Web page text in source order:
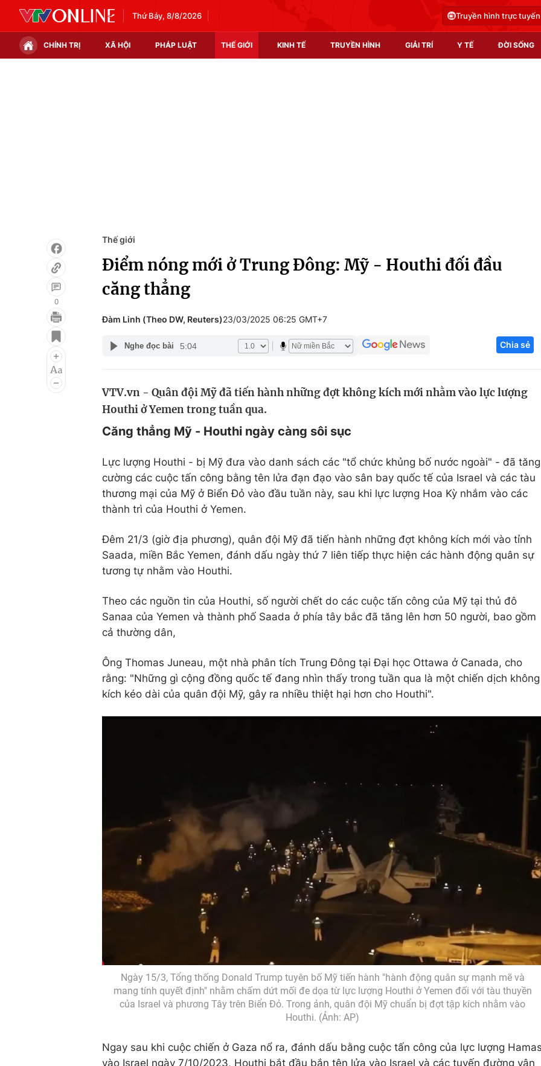
Thứ Bảy, 8/8/2026 Truyền hình trực tuyến
CHÍNH TRỊ XÃ HỘI PHÁP LUẬT THẾ GIỚI KINH TẾ TRUYỀN HÌNH GIẢI TRÍ Y TẾ ĐỜI SỐNG
Infographic
Điện ảnh
Âm nhạc
Du lịch
Chất lượng cuộc sống
Tuyển sinh
Hitech Công
Thị trường
0
Thế giới
Điểm nóng mới ở Trung Đông: Mỹ - Houthi đối đầu
căng thẳng
Đàm Linh (Theo DW, Reuters)23/03/2025 06:25 GMT+7
Nghe đọc bài 5:04 Chia sẻ
VTV.vn - Quân đội Mỹ đã tiến hành những đợt không kích mới nhằm vào lực lượng
Houthi ở Yemen trong tuần qua.
Căng thẳng Mỹ - Houthi ngày càng sôi sục
Lực lượng Houthi - bị Mỹ đưa vào danh sách các "tổ chức khủng bố nước ngoài" - đã tăng
cường các cuộc tấn công bằng tên lửa đạn đạo vào sân bay quốc tế của Israel và các tàu
thương mại của Mỹ ở Biển Đỏ vào đầu tuần này, sau khi lực lượng Hoa Kỳ nhắm vào các
thành trì của Houthi ở Yemen.
Đêm 21/3 (giờ địa phương), quân đội Mỹ đã tiến hành những đợt không kích mới vào tỉnh
Saada, miền Bắc Yemen, đánh dấu ngày thứ 7 liên tiếp thực hiện các hành động quân sự
tương tự nhằm vào Houthi.
Theo các nguồn tin của Houthi, số người chết do các cuộc tấn công của Mỹ tại thủ đô
Sanaa của Yemen và thành phố Saada ở phía tây bắc đã tăng lên hơn 50 người, bao gồm
cả thường dân,
Ông Thomas Juneau, một nhà phân tích Trung Đông tại Đại học Ottawa ở Canada, cho
rằng: "Những gì cộng đồng quốc tế đang nhìn thấy trong tuần qua là một chiến dịch không
kích kéo dài của quân đội Mỹ, gây ra nhiều thiệt hại hơn cho Houthi".
Ngày 15/3, Tổng thống Donald Trump tuyên bố Mỹ tiến hành "hành động quân sự mạnh mẽ và
mang tính quyết định" nhằm chấm dứt mối đe dọa từ lực lượng Houthi ở Yemen đối với tàu thuyền
của Israel và phương Tây trên Biển Đỏ. Trong ảnh, quân đội Mỹ chuẩn bị đợt tập kích nhằm vào
Houthi. (Ảnh: AP)
Ngay sau khi cuộc chiến ở Gaza nổ ra, đánh dấu bằng cuộc tấn công của lực lượng
vào Israel ngày 7/10/2023, Houthi bắt đầu bắn tên lửa vào Israel và các tuyến đường vận